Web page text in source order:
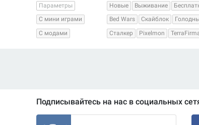
Параметры
Новые Выживание
С мини играми
Bed Wars Скайблок
С модами
Сталкер Pixelmon
Подписывайтесь на нас в социальных